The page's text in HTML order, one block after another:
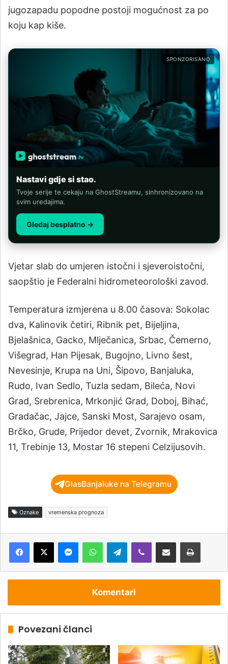
jugozapadu popodne postoji mogućnost za po
koju kap kiše.
SPONZORISANO
Nastavi gdje si stao.
Tvoje serije te cekaju na GhostStreamu, sinhronizovano na
svim uredajima.
Gledaj besplatno →
Vjetar slab do umjeren istočni i sjeveroistočni,
saopštio je Federalni hidrometeorološki zavod.
Temperatura izmjerena u 8.00 časova: Sokolac
dva, Kalinovik četiri, Ribnik pet, Bijeljina,
Bjelašnica, Gacko, Mlječanica, Srbac, Čemerno,
Višegrad, Han Pijesak, Bugojno, Livno šest,
Nevesinje, Krupa na Uni, Šipovo, Banjaluka,
Rudo, Ivan Sedlo, Tuzla sedam, Bileća, Novi
Grad, Srebrenica, Mrkonjić Grad, Doboj, Bihać,
Gradačac, Jajce, Sanski Most, Sarajevo osam,
Brčko, Grude, Prijedor devet, Zvornik, Mrakovica
11, Trebinje 13, Mostar 16 stepeni Celzijusovih.
GlasBanjaluke na Telegramu
Oznake vremenska prognoza
Telegram
Komentari
Povezani članci